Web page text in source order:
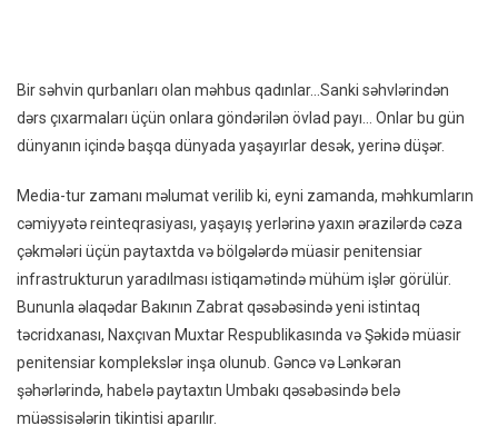
Bir səhvin qurbanları olan məhbus qadınlar…Sanki səhvlərindən
dərs çıxarmaları üçün onlara göndərilən övlad payı… Onlar bu gün
dünyanın içində başqa dünyada yaşayırlar desək, yerinə düşər.
Media-tur zamanı məlumat verilib ki, eyni zamanda, məhkumların
cəmiyyətə reinteqrasiyası, yaşayış yerlərinə yaxın ərazilərdə cəza
çəkmələri üçün paytaxtda və bölgələrdə müasir penitensiar
infrastrukturun yaradılması istiqamətində mühüm işlər görülür.
Bununla əlaqədar Bakının Zabrat qəsəbəsində yeni istintaq
təcridxanası, Naxçıvan Muxtar Respublikasında və Şəkidə müasir
penitensiar komplekslər inşa olunub. Gəncə və Lənkəran
şəhərlərində, habelə paytaxtın Umbakı qəsəbəsində belə
müəssisələrin tikintisi aparılır.